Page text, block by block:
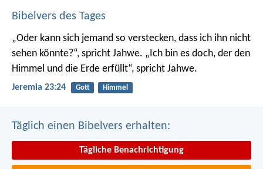
Bibelvers des Tages
„Oder kann sich jemand so verstecken, dass ich ihn nicht
sehen könnte?“, spricht Jahwe. „Ich bin es doch, der den
Himmel und die Erde erfüllt“, spricht Jahwe.
Jeremia 23:24 Gott Himmel
Täglich einen Bibelvers erhalten:
Tägliche Benachrichtigung